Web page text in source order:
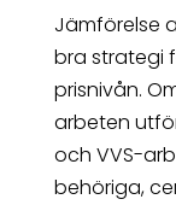
Jämförelse
bra strategi
prisnivån.
arbeten
och VVS-
behöriga,